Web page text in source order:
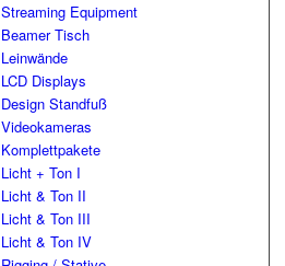
Streaming Equipment
Beamer Tisch
Leinwände
LCD Displays
Design Standfuß
Videokameras
Komplettpakete
Licht + Ton I
Licht & Ton II
Licht & Ton III
Licht & Ton IV